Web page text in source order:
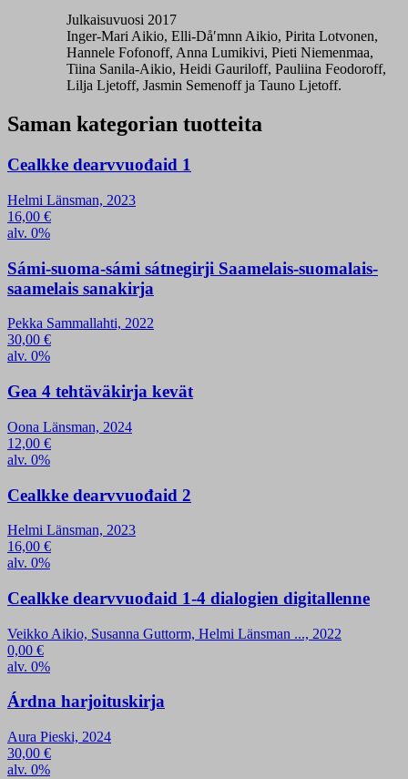
Julkaisuvuosi 2017
Inger-Mari Aikio, Elli-Dåʹmnn Aikio, Pirita Lotvonen,
Hannele Fofonoff, Anna Lumikivi, Pieti Niemenmaa,
Tiina Sanila-Aikio, Heidi Gauriloff, Pauliina Feodoroff,
Lilja Ljetoff, Jasmin Semenoff ja Tauno Ljetoff.
Saman kategorian tuotteita
Cealkke dearvvuođaid 1
Helmi Länsman, 2023
16,00 €
alv. 0%
Sámi-suoma-sámi sátnegirji Saamelais-suomalais-
saamelais sanakirja
Pekka Sammallahti, 2022
30,00 €
alv. 0%
Gea 4 tehtäväkirja kevät
Oona Länsman, 2024
12,00 €
alv. 0%
Cealkke dearvvuođaid 2
Helmi Länsman, 2023
16,00 €
alv. 0%
Cealkke dearvvuođaid 1-4 dialogien digitallenne
Veikko Aikio, Susanna Guttorm, Helmi Länsman ..., 2022
0,00 €
alv. 0%
Árdna harjoituskirja
Aura Pieski, 2024
30,00 €
alv. 0%